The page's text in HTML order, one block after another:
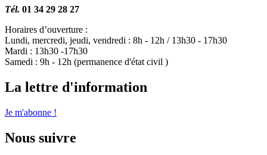
Tél. 01 34 29 28 27
Horaires d’ouverture :
Lundi, mercredi, jeudi, vendredi : 8h - 12h / 13h30 - 17h30
Mardi : 13h30 -17h30
Samedi : 9h - 12h (permanence d'état civil )
La lettre d'information
Je m'abonne !
Nous suivre